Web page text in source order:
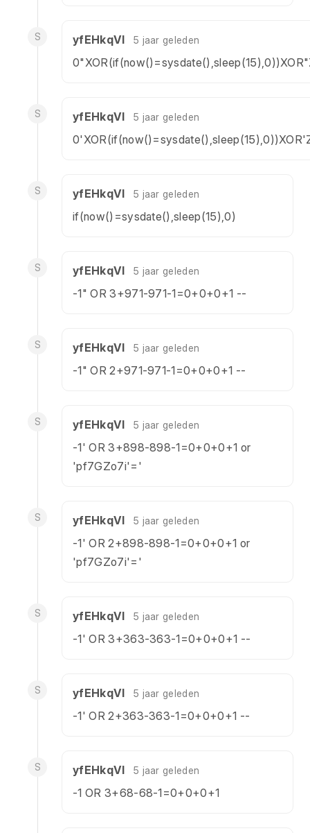
S yfEHkqVl 5 jaar geleden
S yfEHkqVl 5 jaar geleden
S yfEHkqVl 5 jaar geleden
if(now()=sysdate(),sleep(15),0)
S yfEHkqVl 5 jaar geleden
-1" OR 3+971-971-1=0+0+0+1 --
S yfEHkqVl 5 jaar geleden
-1" OR 2+971-971-1=0+0+0+1 --
S yfEHkqVl 5 jaar geleden
-1' OR 3+898-898-1=0+0+0+1 or
'pf7GZo7i'='
S yfEHkqVl 5 jaar geleden
-1' OR 2+898-898-1=0+0+0+1 or
'pf7GZo7i'='
S yfEHkqVl 5 jaar geleden
-1' OR 3+363-363-1=0+0+0+1 --
S yfEHkqVl 5 jaar geleden
-1' OR 2+363-363-1=0+0+0+1 --
S yfEHkqVl 5 jaar geleden
-1 OR 3+68-68-1=0+0+0+1